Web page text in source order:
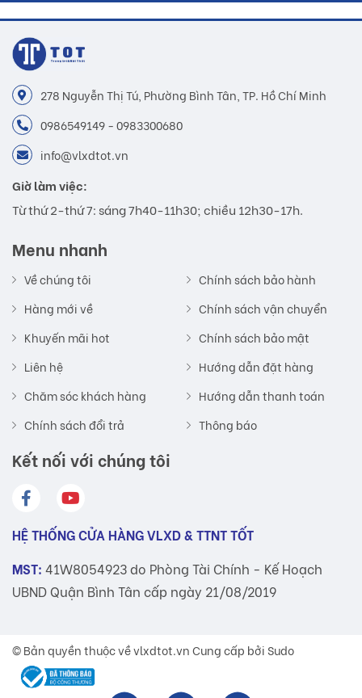
278 Nguyễn Thị Tú, Phường Bình Tân, TP. Hồ Chí Minh
0986549149 - 0983300680
info@vlxdtot.vn
Giờ làm việc:
Từ thứ 2-thứ 7: sáng 7h40-11h30; chiều 12h30-17h.
Menu nhanh
Về chúng tôi
Hàng mới về
Khuyến mãi hot
Liên hệ
Chăm sóc khách hàng
Chính sách đổi trả
Chính sách bảo hành
Chính sách vận chuyển
Chính sách bảo mật
Hướng dẫn đặt hàng
Hướng dẫn thanh toán
Thông báo
Kết nối với chúng tôi
HỆ THỐNG CỬA HÀNG VLXD & TTNT TỐT
MST: 41W8054923 do Phòng Tài Chính - Kế Hoạch
UBND Quận Bình Tân cấp ngày 21/08/2019
© Bản quyền thuộc vềvlxdtot.vnCung cấp bởi Sudo